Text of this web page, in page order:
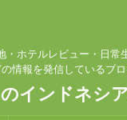
・ホテルレビュー・日常
情報を発信しているブロ
インドネシ